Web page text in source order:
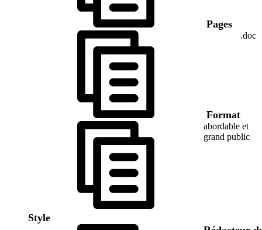
Pages
Format
.doc
Style
abordable et
grand public